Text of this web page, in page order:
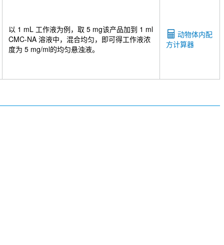
动物体内配
方计算器
以 1 mL 工作液为例，取 5 mg该产品加到 1 ml
CMC-NA 溶液中，混合均匀，即可得工作液浓
度为 5 mg/ml的均匀悬浊液。